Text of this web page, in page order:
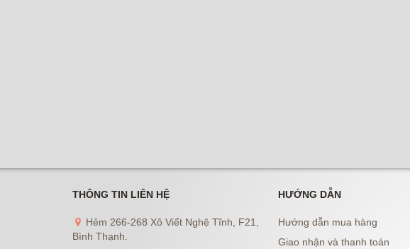
THÔNG TIN LIÊN HỆ
Hẻm 266-268 Xô Viết Nghệ Tĩnh, F21,
Bình Thạnh.
HƯỚNG DẪN
Hướng dẫn mua hàng
Giao nhận và thanh toán